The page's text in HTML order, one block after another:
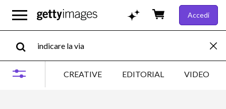
Accedi
CREATIVE EDITORIAL VIDEO